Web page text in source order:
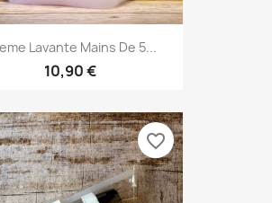
Lavante Mains De 5...
10,90 €
favorite_border